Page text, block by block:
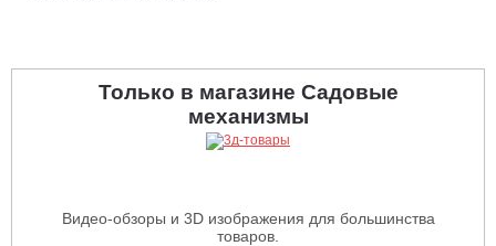
Только в магазине Садовые
механизмы
Видео-обзоры и 3D изображения для большинства
товаров.